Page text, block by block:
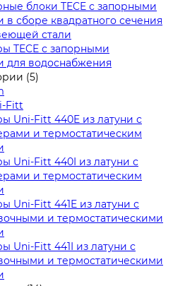
блоки TECE с запорными
в сборе квадратного сечения
стали
TECE с запорными
для водоснабжения
(5)
Fitt
Uni-Fitt 440E из латуни с
и термостатическим
Uni-Fitt 440I из латуни с
и термостатическим
Uni-Fitt 441E из латуни с
и термостатическими
Uni-Fitt 441I из латуни с
и термостатическими